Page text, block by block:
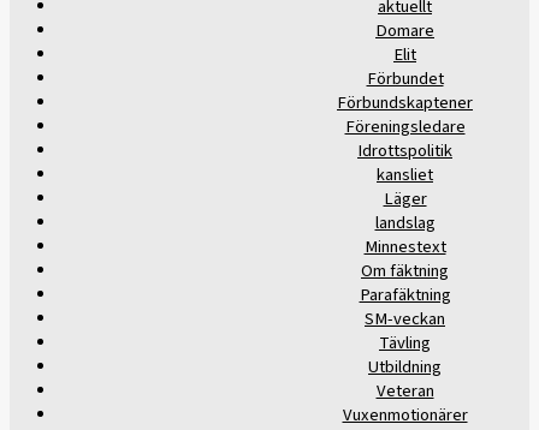
aktuellt
Domare
Elit
Förbundet
Förbundskaptener
Föreningsledare
Idrottspolitik
kansliet
Läger
landslag
Minnestext
Om fäktning
Parafäktning
SM-veckan
Tävling
Utbildning
Veteran
Vuxenmotionärer